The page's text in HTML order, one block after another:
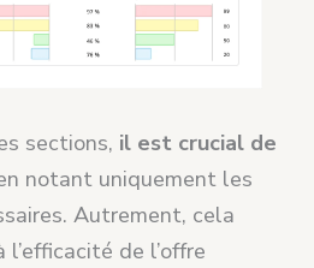
sections, il est crucial de
notant uniquement les
Autrement, cela
de l’offre